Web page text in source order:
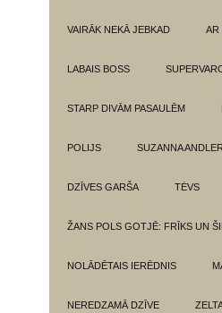
VAIRĀK NEKĀ JEBKAD AR
LABAIS BOSS
STARP DIVĀM PASAULĒM
POLIJS SUZANNA
DZĪVES GARŠA TĖVS
ŽANS POLS GOTJĒ: FRĪKS UN
NOLĀDĒTAIS IERĒDNIS
NEREDZAMĀ DZĪVE